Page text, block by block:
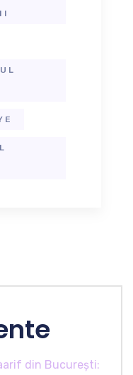
din București: